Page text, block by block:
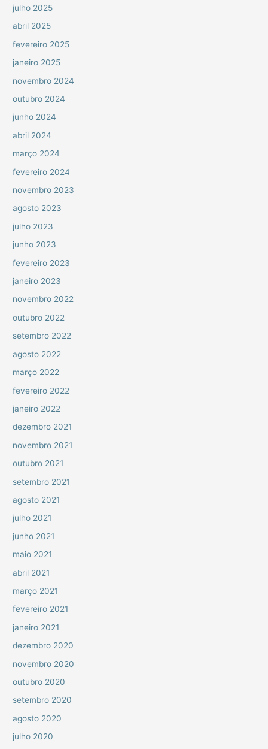
julho 2025
abril 2025
fevereiro 2025
janeiro 2025
novembro 2024
outubro 2024
junho 2024
abril 2024
março 2024
fevereiro 2024
novembro 2023
agosto 2023
julho 2023
junho 2023
fevereiro 2023
janeiro 2023
novembro 2022
outubro 2022
setembro 2022
agosto 2022
março 2022
fevereiro 2022
janeiro 2022
dezembro 2021
novembro 2021
outubro 2021
setembro 2021
agosto 2021
julho 2021
junho 2021
maio 2021
abril 2021
março 2021
fevereiro 2021
janeiro 2021
dezembro 2020
novembro 2020
outubro 2020
setembro 2020
agosto 2020
julho 2020